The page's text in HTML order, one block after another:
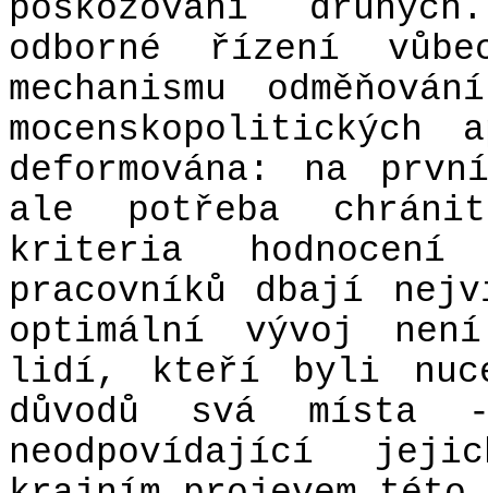
poškozování
odborné řízení
mechanismu
deformována: na
ale potřeba
kriteria
pracovníků dbají
optimální vývoj
lidí, kteří byli
důvodů svá místa
neodpovídající